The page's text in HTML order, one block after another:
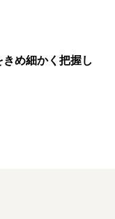
め細かく把握し